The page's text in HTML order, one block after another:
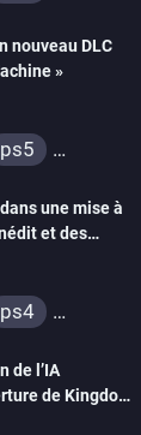
nouveau DLC
»
ps5
ps4
une mise à
et des
ps4
de l’IA
de Kingdom